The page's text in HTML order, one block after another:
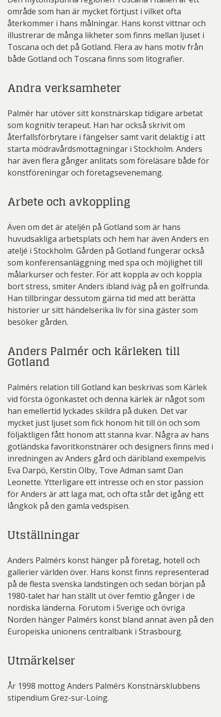
område som han är mycket förtjust i vilket ofta
återkommer i hans målningar. Hans konst vittnar och
illustrerar de många likheter som finns mellan ljuset i
Toscana och det på Gotland. Flera av hans motiv från
både Gotland och Toscana finns som litografier.
Andra verksamheter
Palmér har utöver sitt konstnärskap tidigare arbetat
som kognitiv terapeut. Han har också skrivit om
återfallsförbrytare i fängelser samt varit delaktig i att
starta mödravårdsmottagningar i Stockholm. Anders
har även flera gånger anlitats som föreläsare både för
konstföreningar och företagsevenemang.
Arbete och avkoppling
Även om det är ateljén på Gotland som är hans
huvudsakliga arbetsplats och hem har även Anders en
ateljé i Stockholm. Gården på Gotland fungerar också
som konferensanläggning med spa och möjlighet till
målarkurser och fester. För att koppla av och koppla
bort stress, smiter Anders ibland iväg på en golfrunda.
Han tillbringar dessutom gärna tid med att berätta
historier ur sitt händelserika liv för sina gäster som
besöker gården.
Anders Palmér och kärleken till
Gotland
Palmérs relation till Gotland kan beskrivas som Kärlek
vid första ögonkastet och denna kärlek är något som
han emellertid lyckades skildra på duken. Det var
mycket just ljuset som fick honom hit till ön och som
följaktligen fått honom att stanna kvar. Några av hans
gotländska favoritkonstnärer och designers finns med i
inredningen av Anders gård och däribland exempelvis
Eva Darpö, Kerstin Olby, Tove Adman samt Dan
Leonette. Ytterligare ett intresse och en stor passion
för Anders är att laga mat, och ofta står det igång ett
långkok på den gamla vedspisen.
Utställningar
Anders Palmérs konst hänger på företag, hotell och
gallerier världen över. Hans konst finns representerad
på de flesta svenska landstingen och sedan början på
1980-talet har han ställt ut över femtio gånger i de
nordiska länderna. Förutom i Sverige och övriga
Norden hänger Palmérs konst bland annat även på den
Europeiska unionens centralbank i Strasbourg.
Utmärkelser
År 1998 mottog Anders Palmérs Konstnärsklubbens
stipendium Grez-sur-Loing.